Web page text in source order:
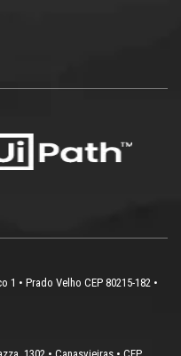
1 • Prado Velho CEP 80215-182 •